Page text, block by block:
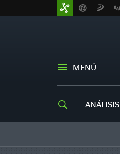
MENÚ
ANÁLISIS